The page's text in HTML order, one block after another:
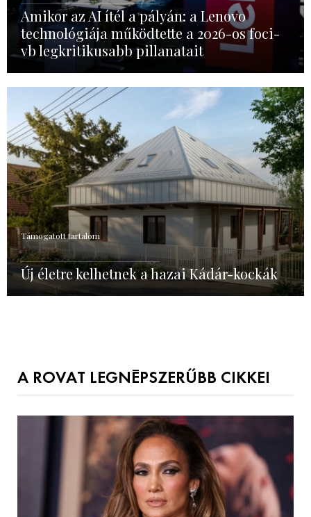
Amikor az AI ítél a pályán: a Lenovo
technológiája működtette a 2026-os foci-
vb legkritikusabb pillanatait
Támogatott tartalom
Új életre kelhetnek a hazai Kádár-kockák
A ROVAT LEGNÉPSZERŰBB CIKKEI